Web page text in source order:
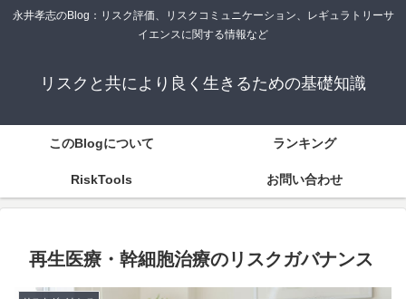
永井孝志のBlog：リスク評価、リスクコミュニケーション、レギュラトリーサ
イエンスに関する情報など
リスクと共により良く生きるための基礎知識
このBlogについて ランキング
RiskTools お問い合わせ
再生医療・幹細胞治療のリスクガバナンス